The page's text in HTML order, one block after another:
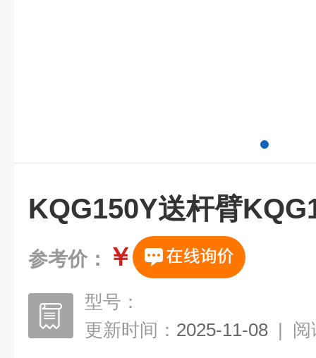
KQG150Y送杆臂
参考价： ￥
型号：
更新时间： 2025-11-08 | 阅